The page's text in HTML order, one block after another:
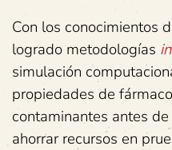
Con los conocimientos
logrado metodologías
simulación
propiedades de
contaminantes antes
ahorrar recursos en